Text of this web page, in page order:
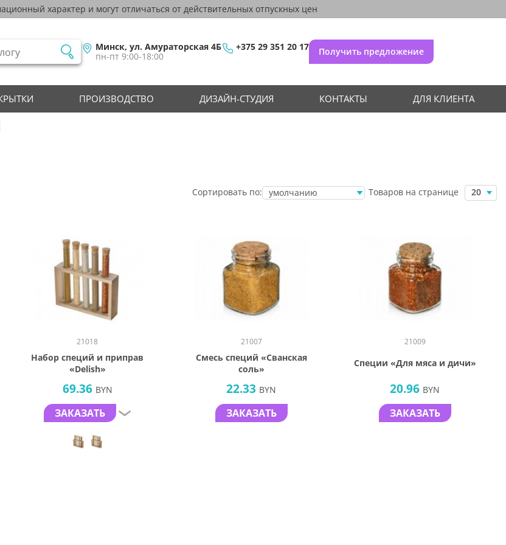
характер и могут отличаться от действительных отпускных цен
Минск, ул. Амураторская 4Б
пн-пт 9:00-18:00
+375 29 351 20 17 Получить предложение
ПРОИЗВОДСТВО ДИЗАЙН-СТУДИЯ КОНТАКТЫ ДЛЯ КЛИЕНТА
Сортировать по:
умолчанию
Товаров на странице 20
21018
Набор специй и приправ
«Delish»
69.36 BYN
ЗАКАЗАТЬ
21007
Смесь специй «Сванская
соль»
22.33 BYN
ЗАКАЗАТЬ
21009
Специи «Для мяса и дичи»
20.96 BYN
ЗАКАЗАТЬ